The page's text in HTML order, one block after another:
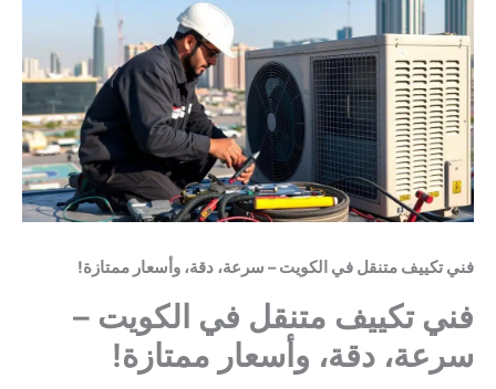
فني تكييف متنقل في الكويت – سرعة، دقة، وأسعار ممتازة!
فني تكييف متنقل في الكويت –
سرعة، دقة، وأسعار ممتازة!